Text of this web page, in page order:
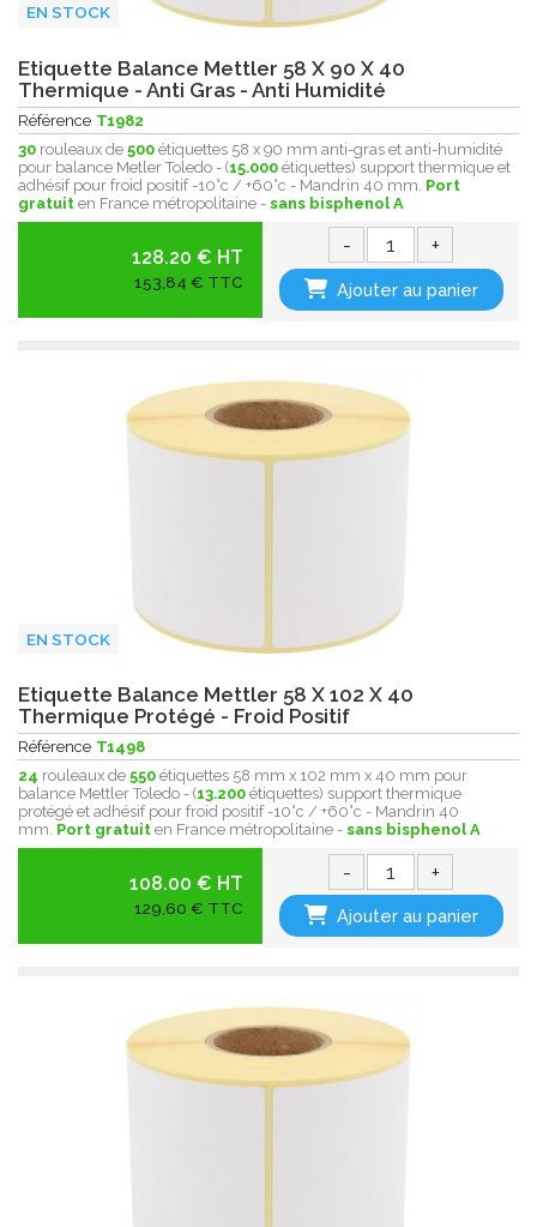
EN STOCK
Etiquette Balance Mettler 58 X 90 X 40
Thermique - Anti Gras - Anti Humidité
Référence T1982
30 rouleaux de 500 étiquettes 58 x 90 mm anti-gras et anti-humidité
pour balance Metler Toledo - (15.000 étiquettes) support thermique et
adhésif pour froid positif -10°c / +60°c - Mandrin 40 mm. Port
gratuit en France métropolitaine - sans bisphenol A
128.20 € HT
153,84 € TTC
- +
Ajouter au panier
EN STOCK
Etiquette Balance Mettler 58 X 102 X 40
Thermique Protégé - Froid Positif
Référence T1498
24 rouleaux de 550 étiquettes 58 mm x 102 mm x 40 mm pour
balance Mettler Toledo - (13.200 étiquettes) support thermique
protégé et adhésif pour froid positif -10°c / +60°c - Mandrin 40
mm. Port gratuit en France métropolitaine - sans bisphenol A
108.00 € HT
129,60 € TTC
- +
Ajouter au panier